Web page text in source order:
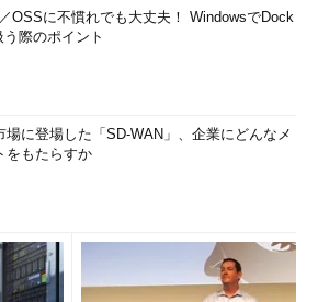
OSSに不慣れでも大丈夫！ WindowsでDock
う際のポイント
場に登場した「SD-WAN」、企業にどんなメ
をもたらすか